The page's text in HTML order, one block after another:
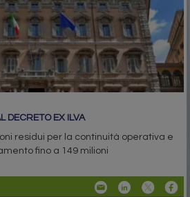
DECRETO EX ILVA
residui per la continuità operativa e
fino a 149 milioni